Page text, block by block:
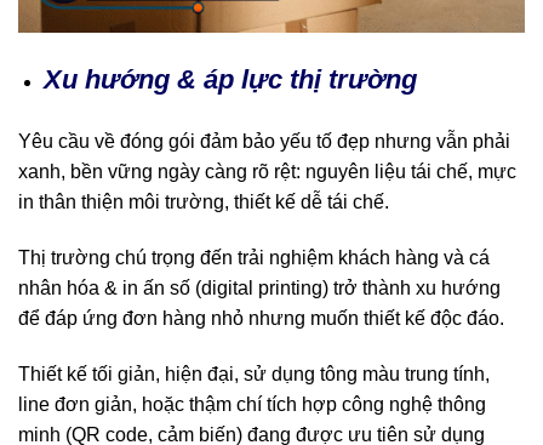
Xu hướng & áp lực thị trường
Yêu cầu về đóng gói đảm bảo yếu tố đẹp nhưng vẫn phải
xanh, bền vững ngày càng rõ rệt: nguyên liệu tái chế, mực
in thân thiện môi trường, thiết kế dễ tái chế.
Thị trường chú trọng đến trải nghiệm khách hàng và cá
nhân hóa & in ấn số (digital printing) trở thành xu hướng
để đáp ứng đơn hàng nhỏ nhưng muốn thiết kế độc đáo.
Thiết kế tối giản, hiện đại, sử dụng tông màu trung tính,
line đơn giản, hoặc thậm chí tích hợp công nghệ thông
minh (QR code, cảm biến) đang được ưu tiên sử dụng